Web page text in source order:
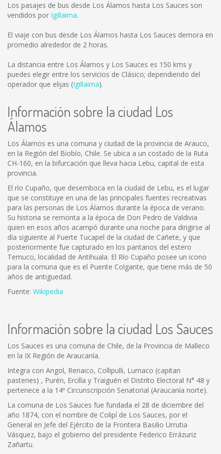
Los pasajes de bus desde Los Álamos hasta Los Sauces son
vendidos por Igillaima.
El viaje con bus desde Los Álamos hasta Los Sauces demora en
promedio alrededor de 2 horas.
La distancia entre Los Álamos y Los Sauces es 150 kms y
puedes elegir entre los servicios de Clásico; dependiendo del
operador que elijas (Igillaima).
Información sobre la ciudad Los
Álamos
Los Álamos es una comuna y ciudad de la provincia de Arauco,
en la Región del Biobío, Chile. Se ubica a un costado de la Ruta
CH-160, en la bifurcación que lleva hacia Lebu, capital de esta
provincia.
El río Cupaño, que desemboca en la ciudad de Lebu, es el lugar
que se constituye en una de las principales fuentes recreativas
para las personas de Los Álamos durante la época de verano.
Su historia se remonta a la época de Don Pedro de Valdivia
quien en esos años acampó durante una noche para dirigirse al
día siguiente al Fuerte Tucapel de la ciudad de Cañete, y que
posteriormente fue capturado en los pantanos del estero
Temuco, localidad de Antihuala. El Río Cupaño posee un icono
para la comuna que es el Puente Colgante, que tiene más de 50
años de antiguedad.
Fuente: Wikipedia
Información sobre la ciudad Los Sauces
Los Sauces es una comuna de Chile, de la Provincia de Malleco
en la IX Región de Araucanía.
Integra con Angol, Renaico, Collipulli, Lumaco (capitan
pastenes) , Purén, Ercilla y Traiguén el Distrito Electoral N° 48 y
pertenece a la 14ª Circunscripción Senatorial (Araucanía norte).
La comuna de Los Sauces fue fundada el 28 de diciembre del
año 1874, con el nombre de Colipí de Los Sauces, por el
General en Jefe del Ejército de la Frontera Basilio Urrutia
Vásquez, bajo el gobierno del presidente Federico Errázuriz
Zañartu.